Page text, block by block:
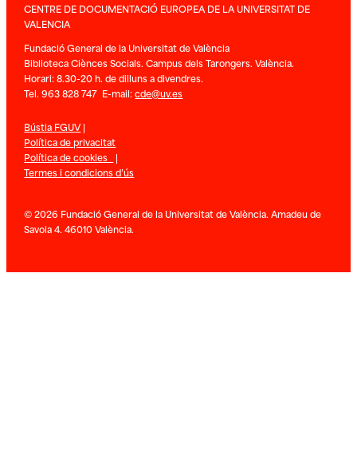
CENTRE DE DOCUMENTACIÓ EUROPEA DE LA UNIVERSITAT DE
VALENCIA
Fundació General de la Universitat de València
Biblioteca Ciènces Socials. Campus dels Tarongers. València.
Horari: 8.30-20 h. de dilluns a divendres.
Tel. 963 828 747 E-mail:cde@uv.es
Bústia FGUV|
Política de privacitat
Política de cookies |
Termes i condicions d’ús
© 2026 Fundació General de la Universitat de València. Amadeu de
Savoia 4. 46010 València.